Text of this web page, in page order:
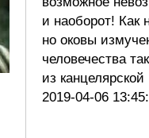
и наоборот! Как
но оковы
человечества
из
2019-04-06